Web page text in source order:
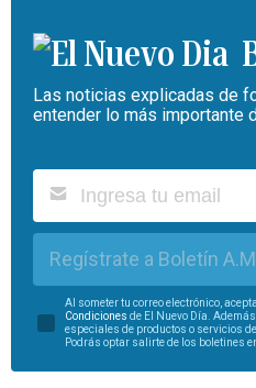
Las noticias explicadas de
entender lo más importante
Regístrate a Boletín
Al someter tu correo electrónico,
Condiciones de El Nuevo Día.
especiales de productos o servicios
Podrás optar salirte de los boletines